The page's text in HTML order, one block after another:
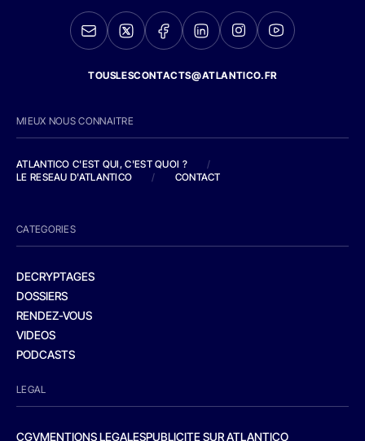
TOUSLESCONTACTS@ATLANTICO.FR
MIEUX NOUS CONNAITRE
ATLANTICO C'EST QUI, C'EST QUOI ?
/
LE RESEAU D'ATLANTICO
/ CONTACT
CATEGORIES
DECRYPTAGES
DOSSIERS
RENDEZ-VOUS
VIDEOS
PODCASTS
LEGAL
CGVMENTIONS LEGALESPUBLICITE SUR ATLANTICO